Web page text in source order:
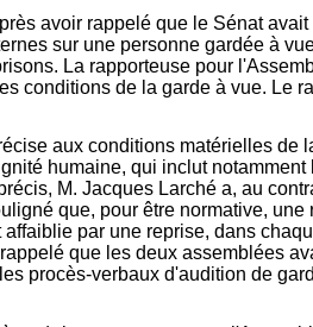
avoir rappelé que le Sénat
sur une personne gardée à
La rapporteuse pour
conditions de la garde à vue. Le
aux conditions matérielles
humaine, qui inclut
M. Jacques Larché a, au
que, pour être normative,
par une reprise, dans
que les deux assemblées
procès-verbaux d'audition de